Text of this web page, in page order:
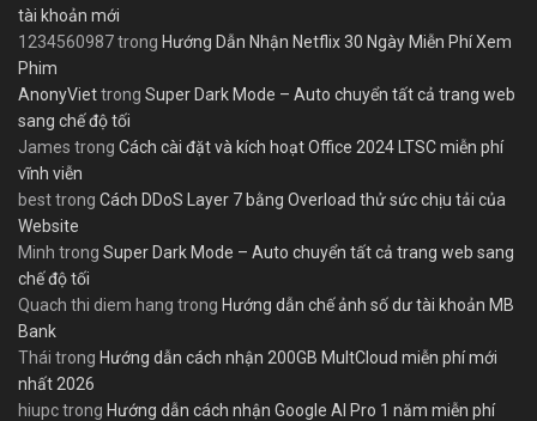
tài khoản mới
1234560987trong Hướng Dẫn Nhận Netflix 30 Ngày Miễn Phí Xem
Phim
AnonyViettrong Super Dark Mode – Auto chuyển tất cả trang web
sang chế độ tối
James trong Cách cài đặt và kích hoạt Office 2024 LTSC miễn phí
vĩnh viễn
besttrong Cách DDoS Layer 7 bằng Overload thử sức chịu tải của
Website
Minh trong Super Dark Mode – Auto chuyển tất cả trang web sang
chế độ tối
Quach thi diem hang trong Hướng dẫn chế ảnh số dư tài khoản MB
Bank
Thái trong Hướng dẫn cách nhận 200GB MultCloud miễn phí mới
nhất 2026
hiupctrong Hướng dẫn cách nhận Google AI Pro 1 năm miễn phí